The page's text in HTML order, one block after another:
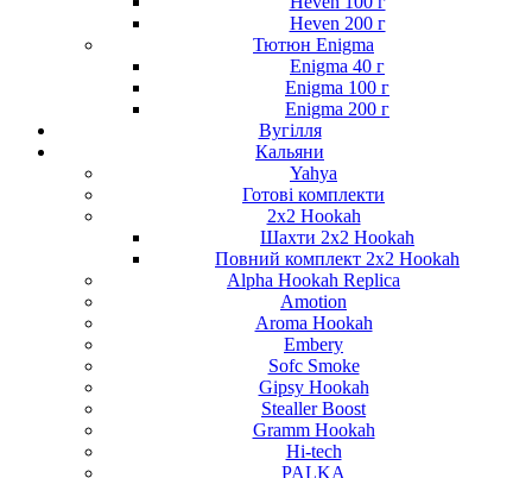
Heven 200 г
Тютюн Enigma
Enigma 40 г
Enigma 100 г
Enigma 200 г
Вугілля
Кальяни
Yahya
Готові комплекти
2x2 Hookah
Шахти 2x2 Hookah
Повний комплект 2x2 Hookah
Alpha Hookah Replica
Amotion
Aroma Hookah
Embery
Sofc Smoke
Gipsy Hookah
Stealler Boost
Gramm Hookah
Hi-tech
PALKA